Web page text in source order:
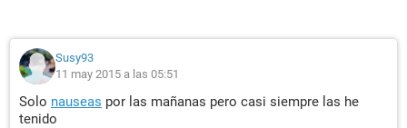
Susy93
11 may 2015 a las 05:51
Solo nauseas por las mañanas pero casi siempre las he
tenido